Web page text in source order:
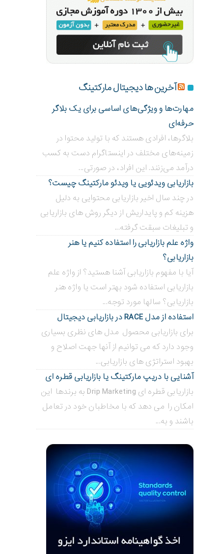
آخرین ها دیجیتال مارکتینگ
مهارت‌ها و ویژگی‌های اساسی برای یک بلاگر
حرفه‌ای
بلاگر‌ها، افرادی هستند که با تولید محتوا در
زمینه‌های مختلف در اینستاگرام دست به کسب
درآمد می‌زنند. این افراد، در صورتی...
بازاریابی ویدئویی ‌یا ویدئو مارکتینگ چیست؟
در چند سال اخیر بازاریابی محتوایی به دلیل
هزینه کم و پایداریش از دیگر روش های بازاریابی
و تبلیغات سبقت گرفته...
واژه علم بازاریابی را استفاده کنیم یا هنر
بازاریابی؟
آیا با مفهوم بازاریابی آشنا هستید؟ از واژه علم
بازاریابی استفاده شود بهتر است یا واژه هنر
بازاریابی؟ سالها مورد توجه...
استفاده از مدل RACE در بازاریابی دیجیتال
برای بازاریابی محصول مدل های نظری بسیاری
وجود دارد که می توانیم از آنها جهت اصلاح و
بهبود استراتژی های بازاریابی...
آشنایی با دریپ مارکتینگ یا بازاریابی قطره ای
بازاریابی قطره ای Drip Marketing به برندها این
امکان را می دهد که با مخاطبان خود در تعامل
باشند و به...